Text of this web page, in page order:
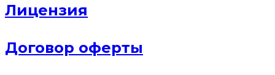
Лицензия
Договор оферты